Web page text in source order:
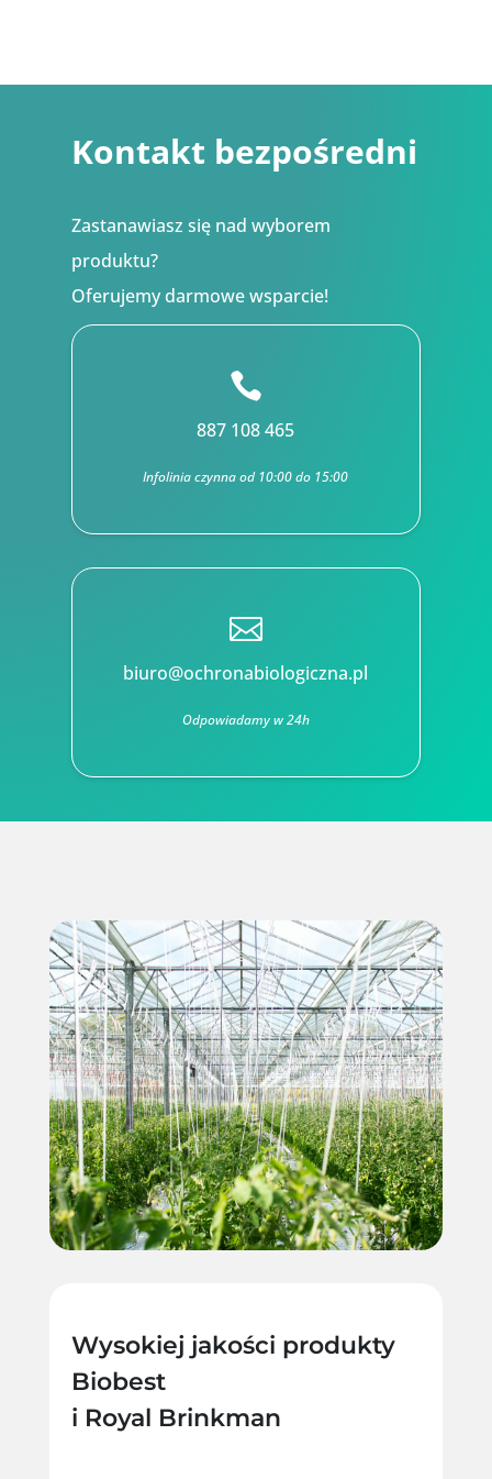
Kontakt bezpośredni
Zastanawiasz się nad wyborem
produktu?
Oferujemy darmowe wsparcie!

887 108 465
Infolinia czynna od 10:00 do 15:00

biuro@ochronabiologiczna.pl
Odpowiadamy w 24h
Wysokiej jakości produkty
Biobest
i Royal Brinkman